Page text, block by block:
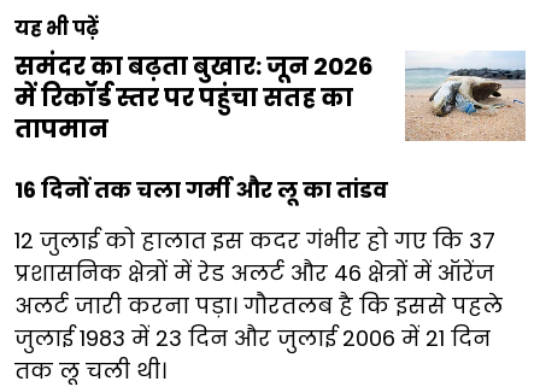
यह भी पढ़ें
समंदर का बढ़ता बुखार: जून 2026
में रिकॉर्ड स्तर पर पहुंचा सतह का
तापमान
16 दिनों तक चला गर्मी और लू का तांडव
12 जुलाई को हालात इस कदर गंभीर हो गए कि 37
प्रशासनिक क्षेत्रों में रेड अलर्ट और 46 क्षेत्रों में ऑरेंज
अलर्ट जारी करना पड़ा। गौरतलब है कि इससे पहले
जुलाई 1983 में 23 दिन और जुलाई 2006 में 21 दिन
तक लू चली थी।